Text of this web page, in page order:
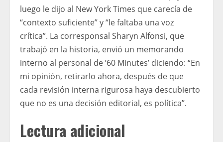
luego le dijo al New York Times que carecía de
“contexto suficiente” y “le faltaba una voz
crítica”. La corresponsal Sharyn Alfonsi, que
trabajó en la historia, envió un memorando
interno al personal de ’60 Minutes’ diciendo: “En
mi opinión, retirarlo ahora, después de que
cada revisión interna rigurosa haya descubierto
que no es una decisión editorial, es política”.
Lectura adicional